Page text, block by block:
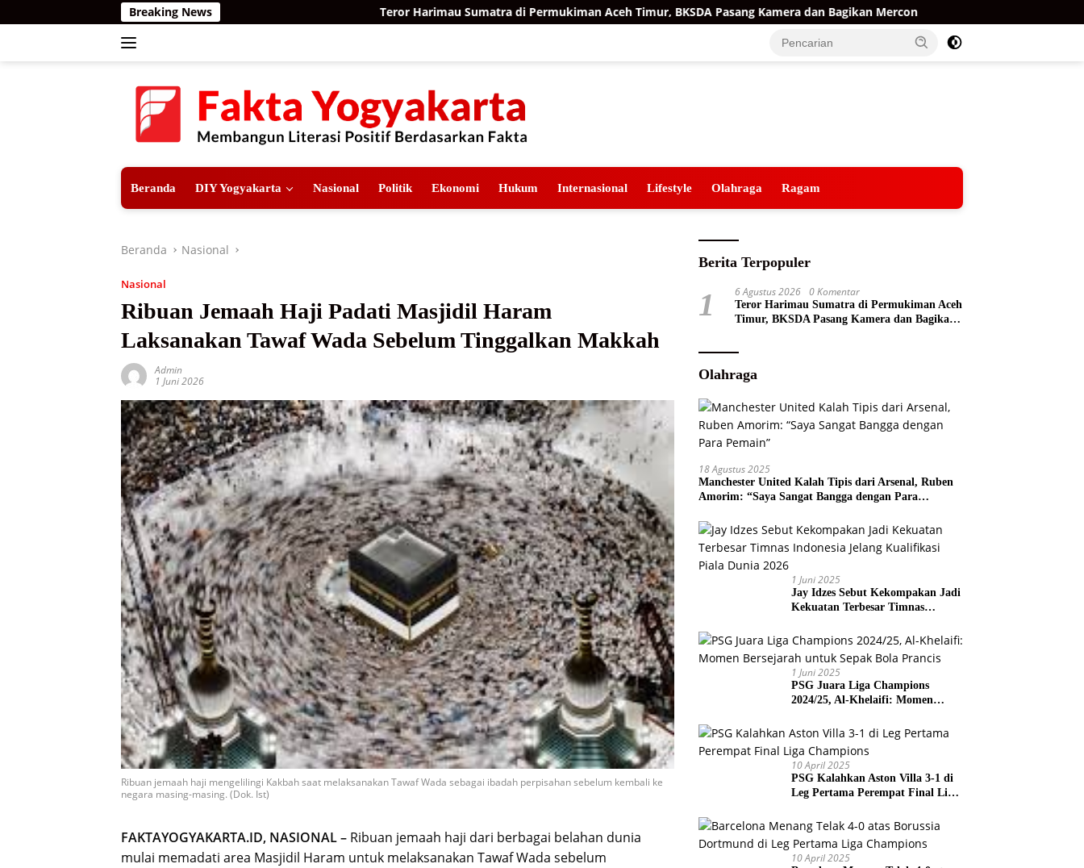
ke
Breaking News Teror Harimau Sumatra di Permukiman Aceh Timur, BKSDA Pasang Kamera dan Bagikan Mercon Raih Opini WTP ke-15 Berturut-turut,
Beranda DIY Yogyakarta Nasional Politik Ekonomi Hukum Internasional Lifestyle Olahraga Ragam
Beranda Nasional
Nasional
Ribuan Jemaah Haji Padati Masjidil Haram
Laksanakan Tawaf Wada Sebelum Tinggalkan Makkah
Admin
1 Juni 2026
Ribuan jemaah haji mengelilingi Kakbah saat melaksanakan Tawaf Wada sebagai ibadah perpisahan sebelum kembali ke
negara masing-masing. (Dok. Ist)
FAKTAYOGYAKARTA.ID, NASIONAL – Ribuan jemaah haji dari berbagai belahan dunia
mulai memadati area Masjidil Haram untuk melaksanakan Tawaf Wada sebelum
Berita Terpopuler
1 6 Agustus 2026 0 Komentar
Teror Harimau Sumatra di Permukiman Aceh
Timur, BKSDA Pasang Kamera dan Bagikan
Olahraga
18 Agustus 2025
Manchester United Kalah Tipis dari Arsenal, Ruben
Amorim: “Saya Sangat Bangga dengan Para
1 Juni 2025
Jay Idzes Sebut Kekompakan Jadi
Kekuatan Terbesar Timnas
Dunia 2026
1 Juni 2025
PSG Juara Liga Champions
2024/25, Al-Khelaifi: Momen
Prancis
10 April 2025
PSG Kalahkan Aston Villa 3-1 di
Leg Pertama Perempat Final Liga
10 April 2025